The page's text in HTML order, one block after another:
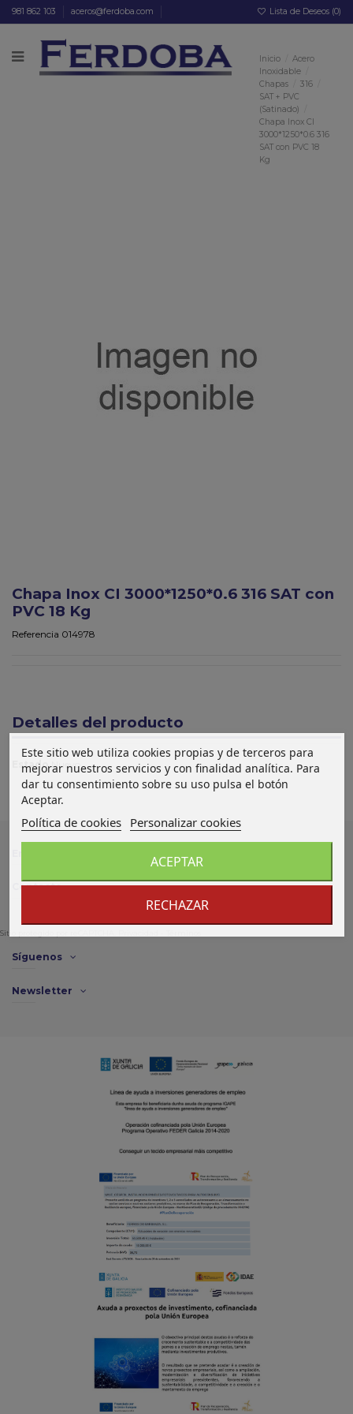
981 862 103 aceros@ferdoba.com Lista de Deseos (0)
Inicio
Acero
Inoxidable
Chapas
316
SAT + PVC
(Satinado)
Chapa Inox CI
3000*1250*0.6 316
SAT con PVC 18
Kg
Chapa Inox CI 3000*1250*0.6 316 SAT con
PVC 18 Kg
Referencia 014978
Detalles del producto
Estado Nuevo
Contacto
Sitio protegido por reCAPTCHA.
Este sitio web utiliza cookies propias y de terceros para
mejorar nuestros servicios y con finalidad analítica. Para
dar tu consentimiento sobre su uso pulsa el botón
Aceptar.
Política de cookies Personalizar cookies
RECHAZAR
ACEPTAR
Síguenos
Newsletter